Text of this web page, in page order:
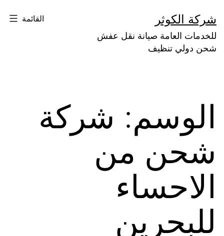
إلى
المحتوى
شركة الكوثر
للخدمات العامة صيانة نقل عفش
شحن دولي تنظيف
القائمة
الوسم: شركة
شحن من
الاحساء
للبحرين